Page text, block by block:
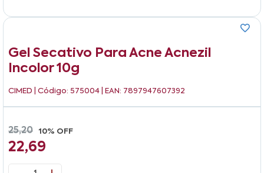
Gel Secativo Para Acne Acnezil
Incolor 10g
CIMED | Código: 575004 | EAN: 7897947607392
25,20 10% OFF
22,69